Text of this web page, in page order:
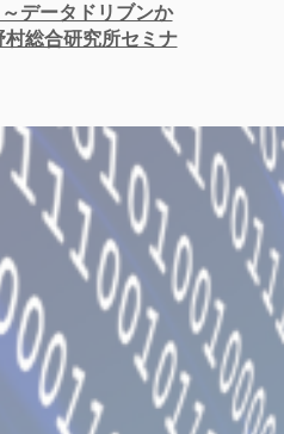
データドリブンか
総合研究所セミナ